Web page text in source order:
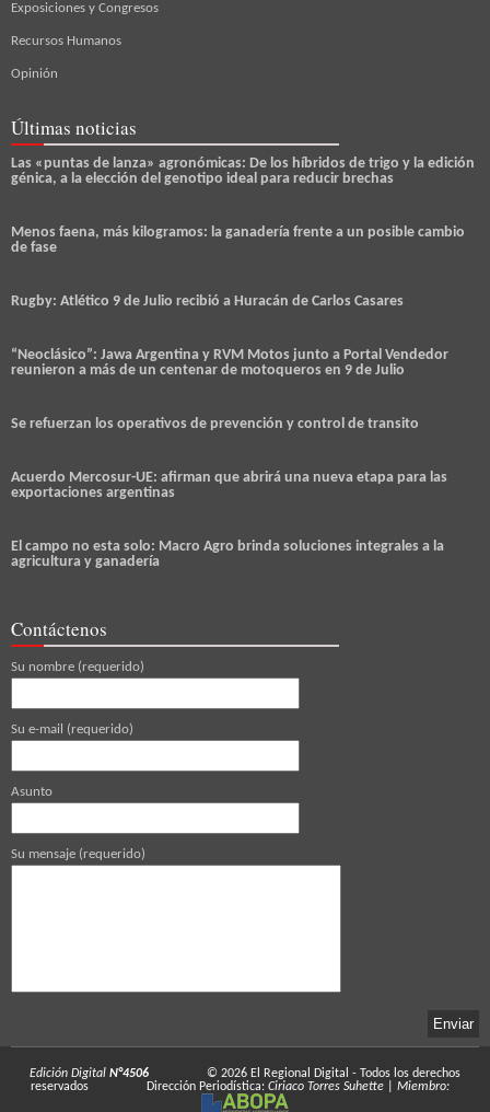
Exposiciones y Congresos
Recursos Humanos
Opinión
Últimas noticias
Las «puntas de lanza» agronómicas: De los híbridos de trigo y la edición
génica, a la elección del genotipo ideal para reducir brechas
Menos faena, más kilogramos: la ganadería frente a un posible cambio
de fase
Rugby: Atlético 9 de Julio recibió a Huracán de Carlos Casares
“Neoclásico”: Jawa Argentina y RVM Motos junto a Portal Vendedor
reunieron a más de un centenar de motoqueros en 9 de Julio
Se refuerzan los operativos de prevención y control de transito
Acuerdo Mercosur-UE: afirman que abrirá una nueva etapa para las
exportaciones argentinas
El campo no esta solo: Macro Agro brinda soluciones integrales a la
agricultura y ganadería
Contáctenos
Su nombre (requerido)
Su e-mail (requerido)
Asunto
Su mensaje (requerido)
Edición Digital N°4506 © 2026 El Regional Digital - Todos los derechos
reservados
Dirección Periodística: Ciriaco Torres Suhette Miembro: